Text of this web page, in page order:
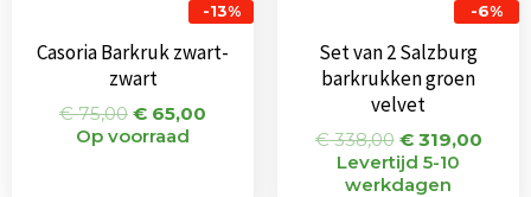
-13%
Casoria Barkruk zwart-
zwart
€75,00 € 65,00
Op voorraad
-6%
Set van 2 Salzburg
barkrukken groen
velvet
€338,00 €319,00
Levertijd 5-10
werkdagen